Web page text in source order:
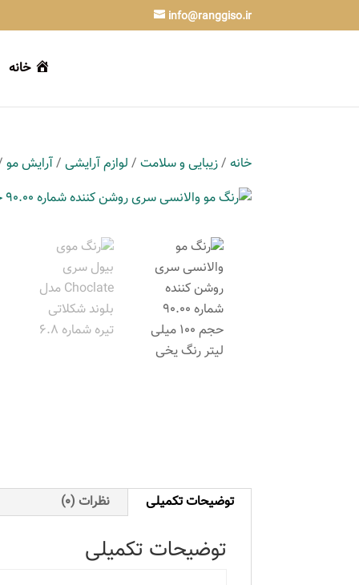
info@ranggiso.ir
خانه
خانه /زیبایی و سلامت / لوازم آرایشی /آرایش مو
توضیحات تکمیلی نظرات (0)
توضیحات تکمیلی